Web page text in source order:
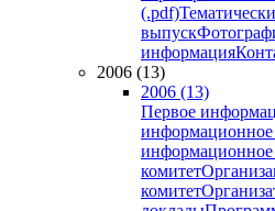
(.pdf)
выпуск
информация
2006 (13)
2006 (13)
Первое
комитет
комитет